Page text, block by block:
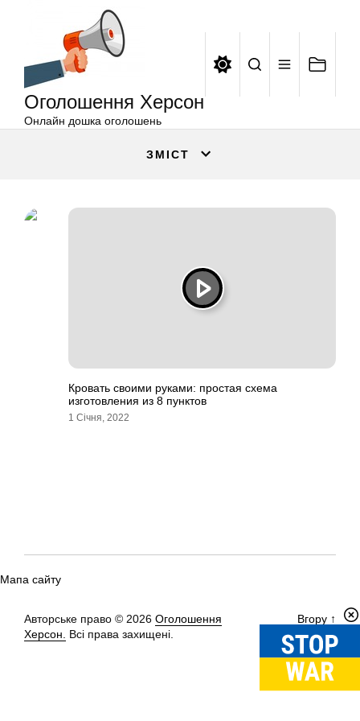
Оголошення Херсон
Онлайн дошка оголошень
ЗМІСТ
Кровать своими руками: простая схема
изготовления из 8 пунктов
1 Січня, 2022
Мапа сайту
Авторське право © 2026 Оголошення
Херсон.
Всі права захищені.
Вгору ↑